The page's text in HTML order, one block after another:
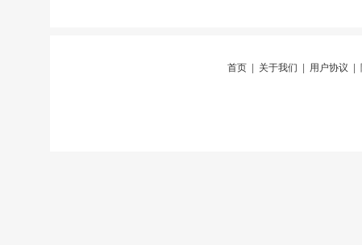
首页 关于我们 用户协议